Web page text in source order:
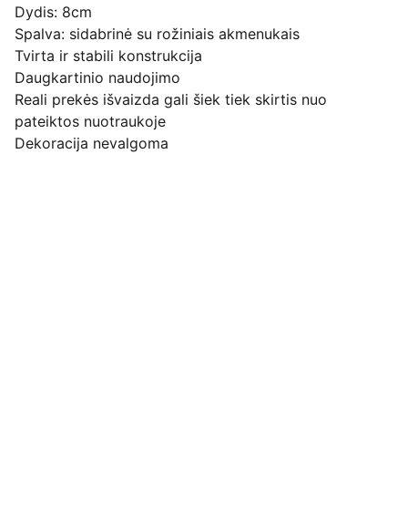
Dydis: 8cm
Spalva: sidabrinė su rožiniais akmenukais
Tvirta ir stabili konstrukcija
Daugkartinio naudojimo
Reali prekės išvaizda gali šiek tiek skirtis nuo
pateiktos nuotraukoje
Dekoracija nevalgoma